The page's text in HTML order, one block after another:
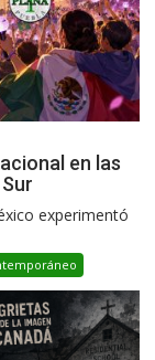
en las
experimentó